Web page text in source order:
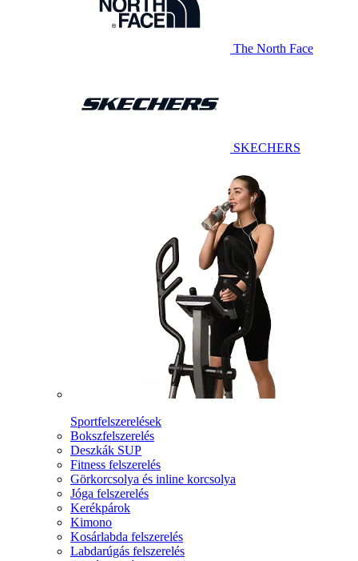
The North Face
SKECHERS
Sportfelszerelések
Bokszfelszerelés
Deszkák SUP
Fitness felszerelés
Görkorcsolya és inline korcsolya
Jóga felszerelés
Kerékpárok
Kimono
Kosárlabda felszerelés
Labdarúgás felszerelés